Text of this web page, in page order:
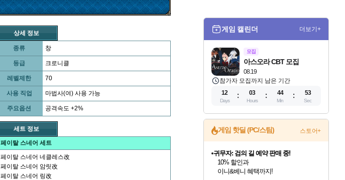
상세 정보
종류 창
등급 크로니클
레벨제한 70
사용 직업 마법사(여) 사용 가능
주요옵션 공격속도 +2%
세트 정보
페이탈 스네어 세트
페이탈 스네어 네클레스改
페이탈 스네어 암릿改
페이탈 스네어 링改
게임 캘린더 더보기+
모집
08.19
아스오라 CBT 모집
참가자 모집까지 남은 기간
12
Days
03
Hours
44
Min
52
Sec
게임 핫딜 (PC/스팀) 스토어+
귀무자: 검의 길 예약 판매 중!
10% 할인과
이니&베니 혜택까지!